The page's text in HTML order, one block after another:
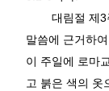
대림절 제3
말씀에 근거하
이 주일에 로마
고 붉은 색의 옷